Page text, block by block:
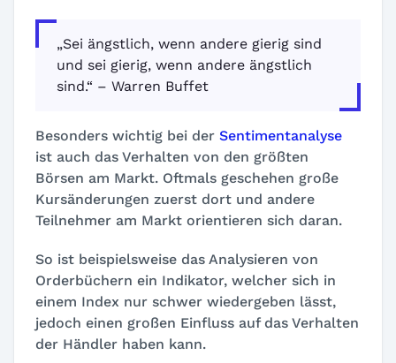
„Sei ängstlich, wenn andere gierig sind
und sei gierig, wenn andere ängstlich
sind.“ – Warren Buffet
Besonders wichtig bei der Sentimentanalyse
ist auch das Verhalten von den größten
Börsen am Markt. Oftmals geschehen große
Kursänderungen zuerst dort und andere
Teilnehmer am Markt orientieren sich daran.
So ist beispielsweise das Analysieren von
Orderbüchern ein Indikator, welcher sich in
einem Index nur schwer wiedergeben lässt,
jedoch einen großen Einfluss auf das Verhalten
der Händler haben kann.